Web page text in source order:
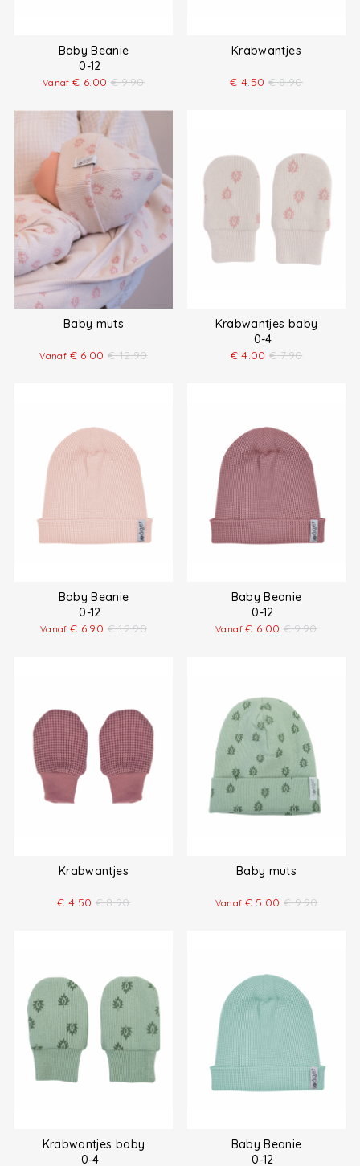
Baby Beanie
0-12
Vanaf€ 6.00 € 9.90
Krabwantjes
€ 4.50 € 8.90
Baby muts
Vanaf € 6.00 € 12.90
Krabwantjes baby
0-4
€ 4.00 € 7.90
Baby Beanie
0-12
Vanaf€ 6.90 € 12.90
Baby Beanie
0-12
Vanaf€ 6.00 € 9.90
Krabwantjes
€ 4.50 € 8.90
Baby muts
Vanaf € 5.00 € 9.90
Krabwantjes baby
0-4
Baby Beanie
0-12